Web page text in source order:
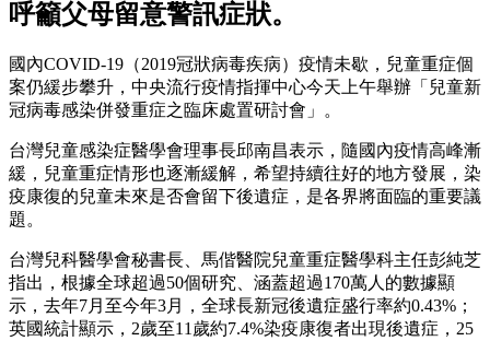
呼籲父母留意警訊症狀。
國內COVID-19（2019冠狀病毒疾病）疫情未歇，兒童重症個
案仍緩步攀升，中央流行疫情指揮中心今天上午舉辦「兒童新
冠病毒感染併發重症之臨床處置研討會」。
台灣兒童感染症醫學會理事長邱南昌表示，隨國內疫情高峰漸
緩，兒童重症情形也逐漸緩解，希望持續往好的地方發展，染
疫康復的兒童未來是否會留下後遺症，是各界將面臨的重要議
題。
台灣兒科醫學會秘書長、馬偕醫院兒童重症醫學科主任彭純芝
指出，根據全球超過50個研究、涵蓋超過170萬人的數據顯
示，去年7月至今年3月，全球長新冠後遺症盛行率約0.43%；
英國統計顯示，2歲至11歲約7.4%染疫康復者出現後遺症，25